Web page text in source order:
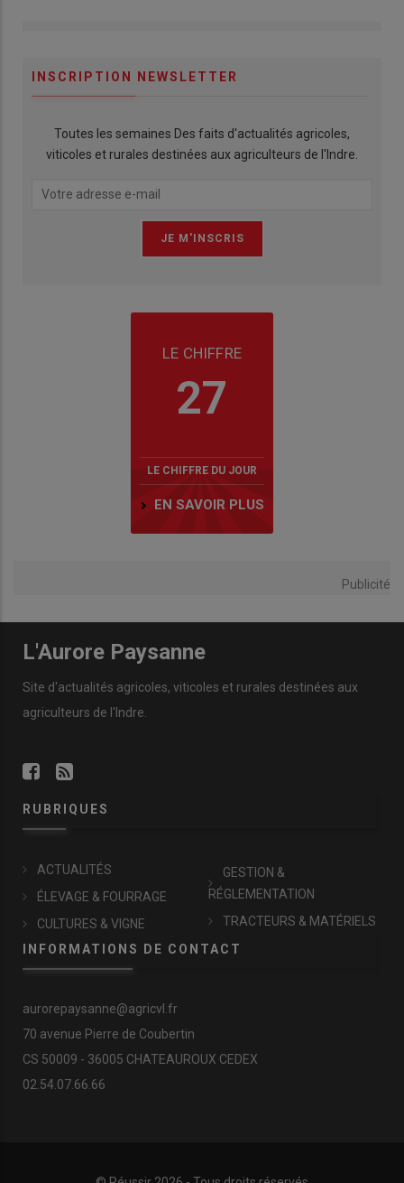
INSCRIPTION NEWSLETTER
Toutes les semaines Des faits d'actualités agricoles,
viticoles et rurales destinées aux agriculteurs de l'Indre.
LE CHIFFRE
27
LE CHIFFRE DU JOUR
EN SAVOIR PLUS
Publicité
L'Aurore Paysanne
Site d'actualités agricoles, viticoles et rurales destinées aux
agriculteurs de l'Indre.
RUBRIQUES
ACTUALITÉS
ÉLEVAGE & FOURRAGE
CULTURES & VIGNE
GESTION &
RÉGLEMENTATION
TRACTEURS & MATÉRIELS
INFORMATIONS DE CONTACT
aurorepaysanne@agricvl.fr
70 avenue Pierre de Coubertin
CS 50009 - 36005 CHATEAUROUX CEDEX
02.54.07.66.66